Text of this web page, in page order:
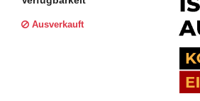
Ausverkauft